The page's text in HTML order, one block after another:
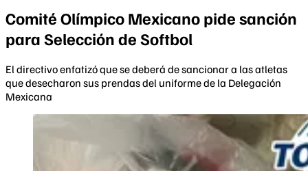
Comité Olímpico Mexicano pide sanción
para Selección de Softbol
El directivo enfatizó que se deberá de sancionar a las atletas
que desecharon sus prendas del uniforme de la Delegación
Mexicana